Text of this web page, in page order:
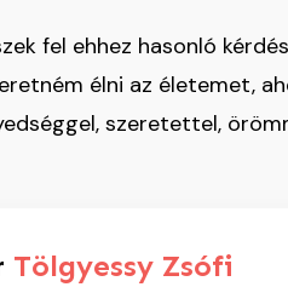
fel ehhez hasonló
élni az életemet,
szeretettel,
Tölgyessy Zsófi